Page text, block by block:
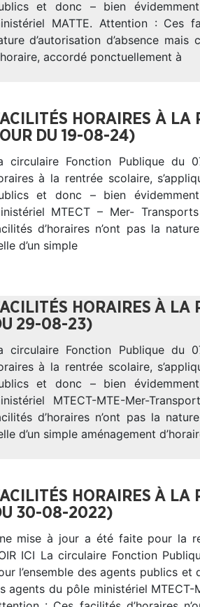
et donc – bien
MATTE. Attention : Ces
d’autorisation d’absence mais
accordé ponctuellement à
HORAIRES À
DU 19-08-24)
circulaire Fonction Publique du
à la rentrée scolaire,
et donc – bien
MTECT – Mer-
d’horaires n’ont pas la
d’un simple
HORAIRES À
29-08-23)
circulaire Fonction Publique du
à la rentrée scolaire,
et donc – bien
MTECT-MTE-Mer-
d’horaires n’ont pas la
d’un simple aménagement
HORAIRES À
30-08-2022)
mise à jour a été faite pour la
ICI La circulaire Fonction
l’ensemble des agents publics
agents du pôle ministériel MTECT-